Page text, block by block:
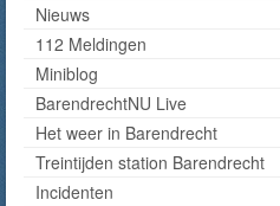
Nieuws
112 Meldingen
Miniblog
BarendrechtNU Live
Het weer in Barendrecht
Treintijden station Barendrecht
Incidenten